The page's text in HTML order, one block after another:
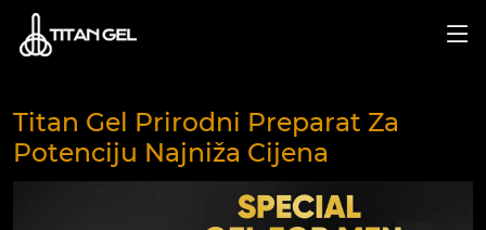
Titan Gel Prirodni Preparat Za
Potenciju Najniža Cijena